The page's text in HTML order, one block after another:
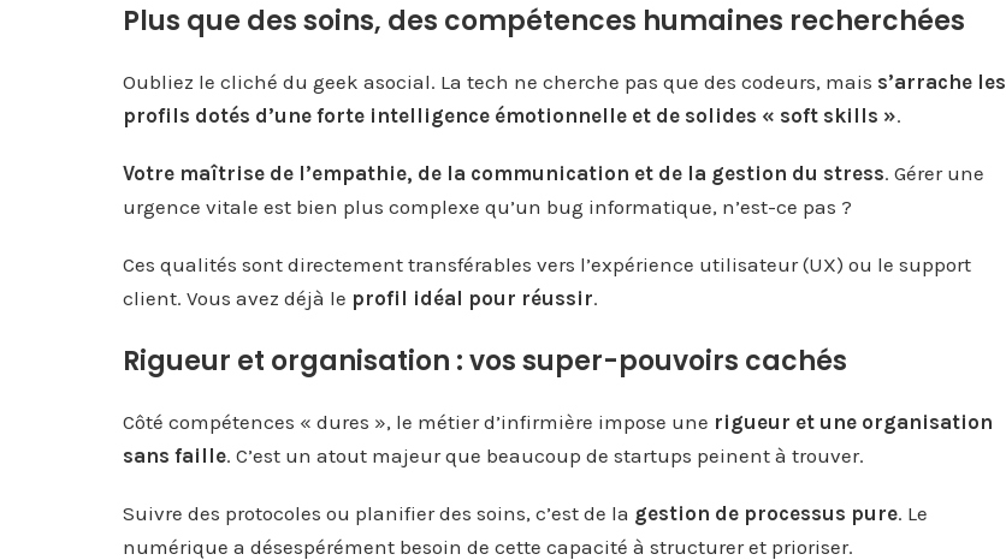
Plus que des soins, des compétences humaines recherchées
Oubliez le cliché du geek asocial. La tech ne cherche pas que des codeurs, mais s’arrache les
profils dotés d’une forte intelligence émotionnelle et de solides « soft skills ».
Votre maîtrise de l’empathie, de la communication et de la gestion du stress. Gérer une
urgence vitale est bien plus complexe qu’un bug informatique, n’est-ce pas ?
Ces qualités sont directement transférables vers l’expérience utilisateur (UX) ou le support
client. Vous avez déjà le profil idéal pour réussir.
Rigueur et organisation : vos super-pouvoirs cachés
Côté compétences « dures », le métier d’infirmière impose une rigueur et une organisation
sans faille. C’est un atout majeur que beaucoup de startups peinent à trouver.
Suivre des protocoles ou planifier des soins, c’est de la gestion de processus pure. Le
numérique a désespérément besoin de cette capacité à structurer et prioriser.